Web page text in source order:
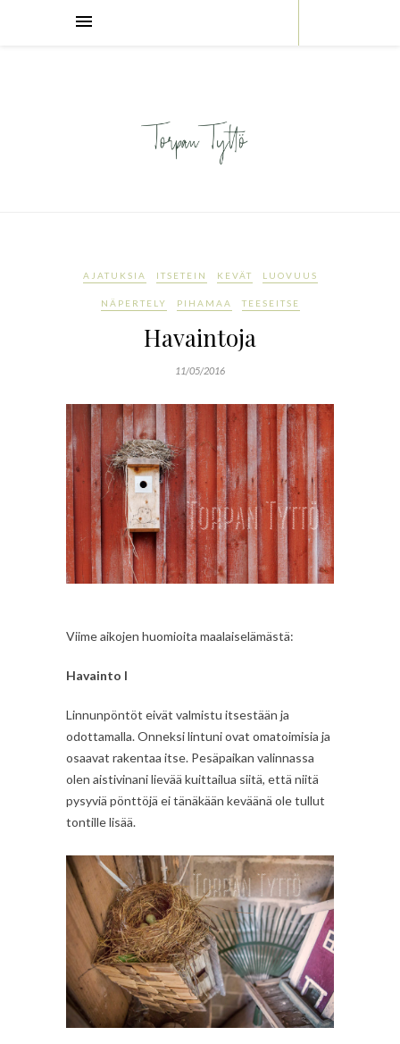
AJATUKSIA ITSETEIN KEVÄT LUOVUUS
NÄPERTELY PIHAMAA TEESEITSE
Havaintoja
11/05/2016
Viime aikojen huomioita maalaiselämästä:
Havainto I
Linnunpöntöt eivät valmistu itsestään ja
odottamalla. Onneksi lintuni ovat omatoimisia ja
osaavat rakentaa itse. Pesäpaikan valinnassa
olen aistivinani lievää kuittailua siitä, että niitä
pysyviä pönttöjä ei tänäkään keväänä ole tullut
tontille lisää.